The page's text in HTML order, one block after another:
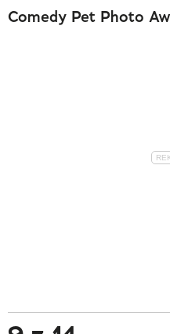
Comedy Pet Photo